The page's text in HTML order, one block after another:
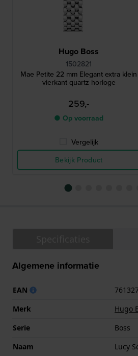
Hugo Boss
1502821
Mae Petite 22 mm Elegant extra klein
vierkant quartz horloge
259,-
● Op voorraad
Vergelijk
Bekijk Product
Algemene informatie
EAN
Merk
Hugo
Serie
Boss
Naam
Lucy